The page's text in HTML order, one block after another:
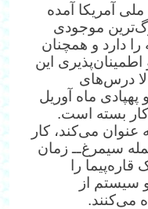
آمریکا آمده
موجودی
دارد و همچنان
این
درس‌های
ماه آوریل
کار بسته است.
می‌کند، کار
سیمرغ‌ــ زمان
قاره‌پیما را
سیستم از
می‌کنند.